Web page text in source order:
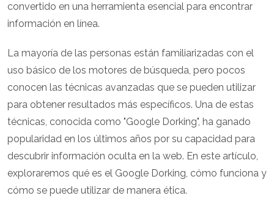
convertido en una herramienta esencial para encontrar
información en línea.
La mayoría de las personas están familiarizadas con el
uso básico de los motores de búsqueda, pero pocos
conocen las técnicas avanzadas que se pueden utilizar
para obtener resultados más específicos. Una de estas
técnicas, conocida como "Google Dorking", ha ganado
popularidad en los últimos años por su capacidad para
descubrir información oculta en la web. En este artículo,
exploraremos qué es el Google Dorking, cómo funciona y
cómo se puede utilizar de manera ética.